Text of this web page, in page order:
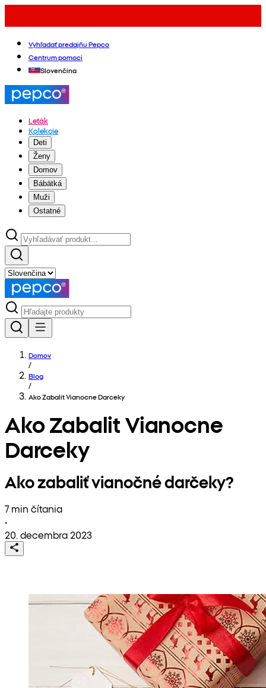
Vyhľadať predajňu Pepco
Centrum pomoci
Slovenčina
Leták
Kolekcie
Deti
Ženy
Domov
Bábätká
Muži
Ostatné
Domov
/
Blog
/
Ako Zabalit Vianocne Darceky
Ako Zabalit Vianocne
Darceky
Ako zabaliť vianočné darčeky?
7 min čítania
•
20. decembra 2023